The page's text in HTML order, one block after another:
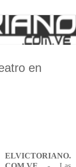
en
ELVICTORIANO.